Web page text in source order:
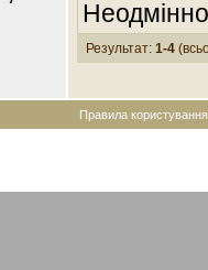
Результат: 1-4
Правила користування